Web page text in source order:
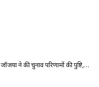
जॉर्जिया ने की चुनाव परिणामों की पुष्टि, अधिकारिक तौर पर बाइडेन को बताया विजेता